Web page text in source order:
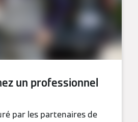
un professionnel
par les partenaires de